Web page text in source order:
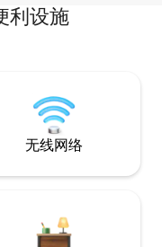
利设施
无线网络